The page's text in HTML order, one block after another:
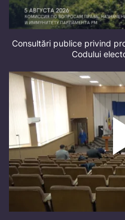
Consultări publice privind
Codului